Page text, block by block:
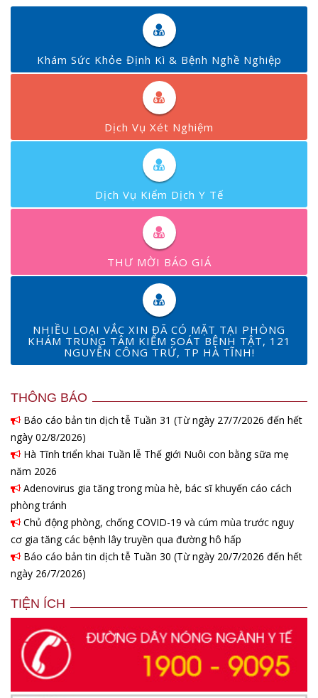
Khám Sức Khỏe Định Kì & Bệnh Nghề Nghiệp
Dịch Vụ Xét Nghiệm
Dịch Vụ Kiểm Dịch Y Tế
THƯ MỜI BÁO GIÁ
NHIỀU LOẠI VẮC XIN ĐÃ CÓ MẶT TẠI PHÒNG
KHÁM TRUNG TÂM KIỂM SOÁT BỆNH TẬT, 121
NGUYỄN CÔNG TRỨ, TP HÀ TĨNH!
THÔNG BÁO
Báo cáo bản tin dịch tễ Tuần 31 (Từ ngày 27/7/2026 đến hết
ngày 02/8/2026)
Hà Tĩnh triển khai Tuần lễ Thế giới Nuôi con bằng sữa mẹ
năm 2026
Adenovirus gia tăng trong mùa hè, bác sĩ khuyến cáo cách
phòng tránh
Chủ động phòng, chống COVID-19 và cúm mùa trước nguy
cơ gia tăng các bệnh lây truyền qua đường hô hấp
Báo cáo bản tin dịch tễ Tuần 30 (Từ ngày 20/7/2026 đến hết
ngày 26/7/2026)
TIỆN ÍCH